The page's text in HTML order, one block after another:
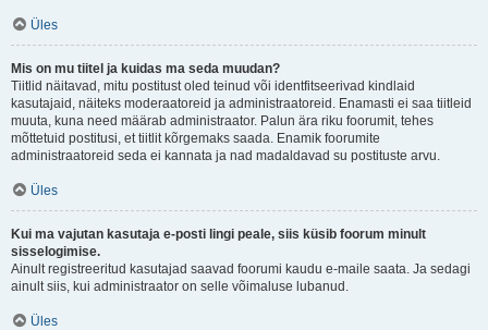
Üles
Mis on mu tiitel ja kuidas ma seda muudan?
Tiitlid näitavad, mitu postitust oled teinud või identfitseerivad kindlaid
kasutajaid, näiteks moderaatoreid ja administraatoreid. Enamasti ei saa tiitleid
muuta, kuna need määrab administraator. Palun ära riku foorumit, tehes
mõttetuid postitusi, et tiitlit kõrgemaks saada. Enamik foorumite
administraatoreid seda ei kannata ja nad madaldavad su postituste arvu.
Üles
Kui ma vajutan kasutaja e-posti lingi peale, siis küsib foorum minult
sisselogimise.
Ainult registreeritud kasutajad saavad foorumi kaudu e-maile saata. Ja sedagi
ainult siis, kui administraator on selle võimaluse lubanud.
Üles